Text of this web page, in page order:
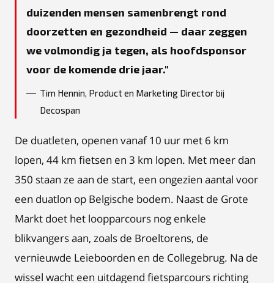
duizenden mensen samenbrengt rond
doorzetten en gezondheid — daar zeggen
we volmondig ja tegen, als hoofdsponsor
voor de komende drie jaar.
Tim Hennin, Product en Marketing Director bij
Decospan
De duatleten, openen vanaf 10 uur met 6 km
lopen, 44 km fietsen en 3 km lopen. Met meer dan
350 staan ze aan de start, een ongezien aantal voor
een duatlon op Belgische bodem. Naast de Grote
Markt doet het loopparcours nog enkele
blikvangers aan, zoals de Broeltorens, de
vernieuwde Leieboorden en de Collegebrug. Na de
wissel wacht een uitdagend fietsparcours richting